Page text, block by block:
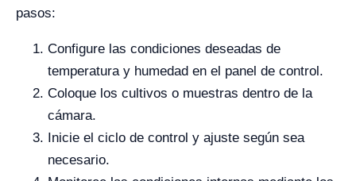
pasos:
Configure las condiciones deseadas de
temperatura y humedad en el panel de control.
Coloque los cultivos o muestras dentro de la
cámara.
Inicie el ciclo de control y ajuste según sea
necesario.